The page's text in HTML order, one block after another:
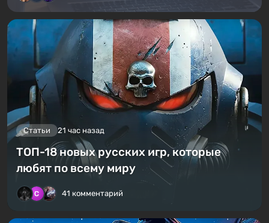
Статьи 21 час назад
ТОП-18 новых русских игр, которые
любят по всему миру
41 комментарий